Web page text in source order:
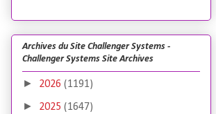
Archives du Site Challenger Systems -
Challenger Systems Site Archives
► 2026 (1191)
► 2025 (1647)